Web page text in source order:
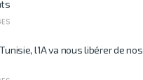
l’IA va nous libérer de nos